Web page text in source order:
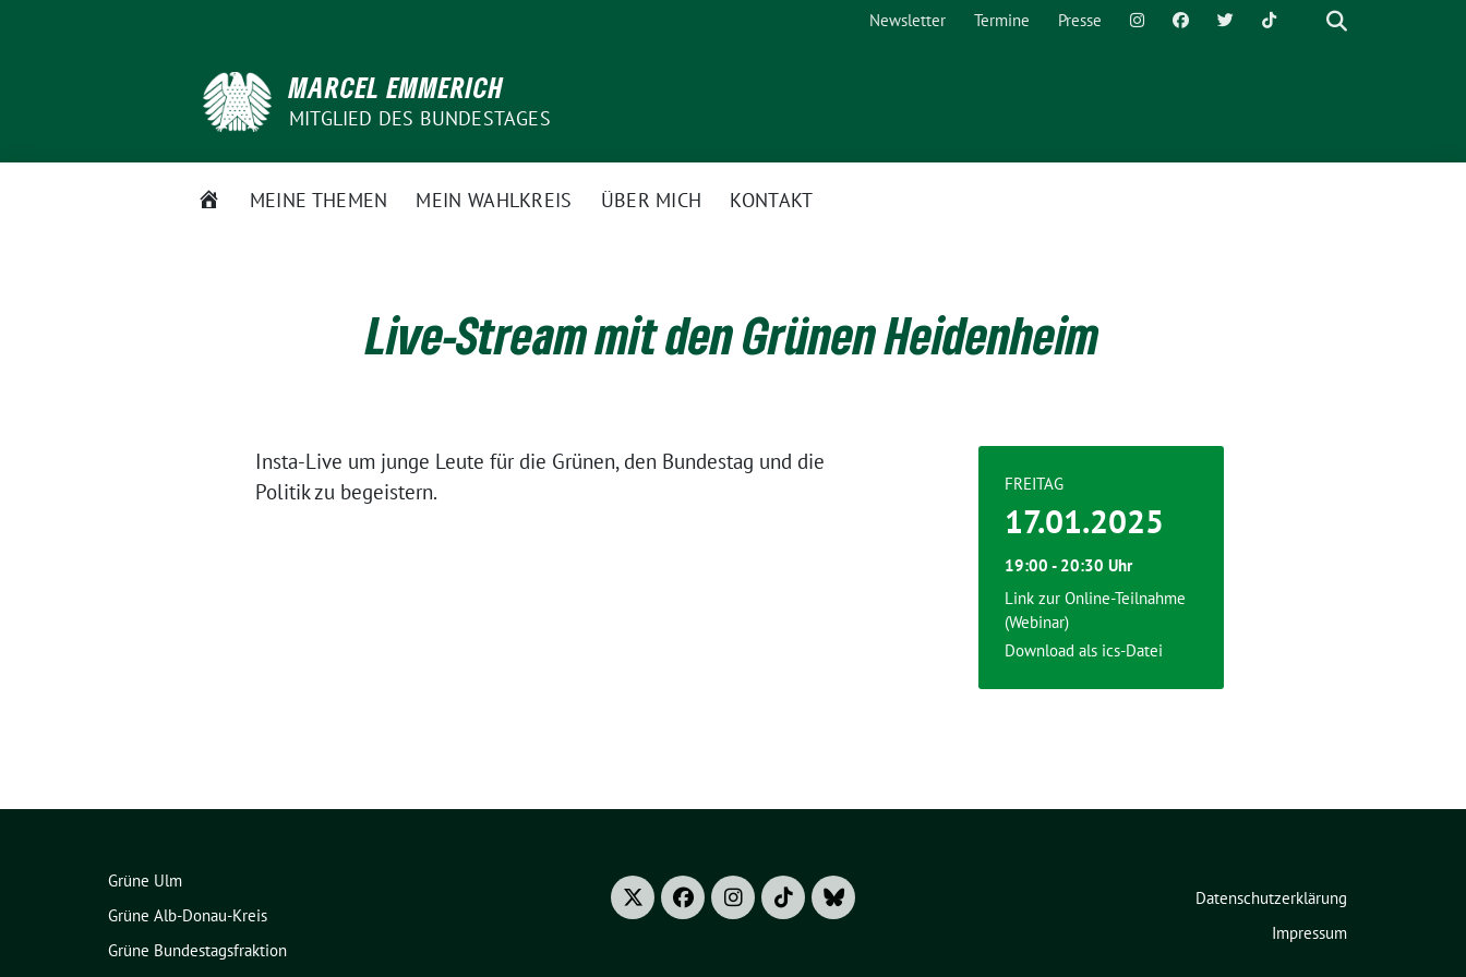
Newsletter Termine Presse
MARCEL EMMERICH
MITGLIED DES BUNDESTAGES
STARTSEITE
MEINE THEMEN MEIN WAHLKREIS ÜBER MICH KONTAKT
Live-Stream mit den Grünen Heidenheim
Insta-Live um junge Leute für die Grünen, den Bundestag und die
Politik zu begeistern.
FREITAG
17.01.2025
19:00 - 20:30 Uhr
Link zur Online-Teilnahme
(Webinar)
Download als ics-Datei
Grüne Ulm
Grüne Alb-Donau-Kreis
Grüne Bundestagsfraktion
Datenschutzerklärung
Impressum